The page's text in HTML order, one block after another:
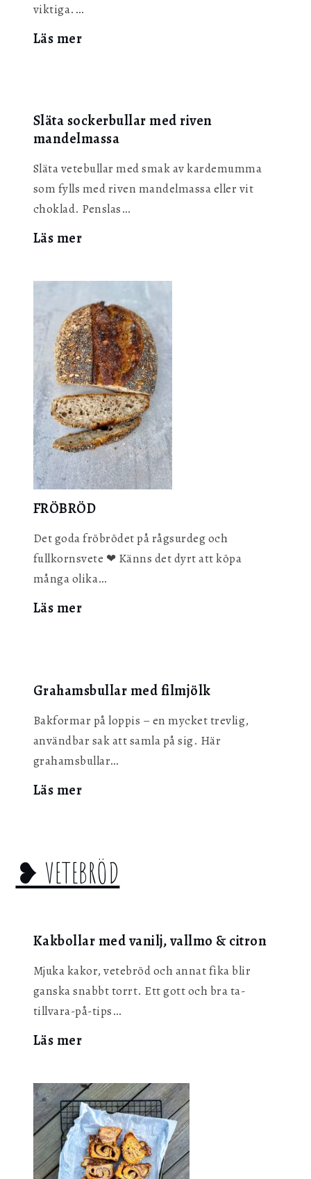
viktiga.…
Läs mer:
Släta sockerbullar med riven
mandelmassa
Släta vetebullar med smak av kardemumma
som fylls med riven mandelmassa eller vit
choklad. Penslas…
Läs mer:
riven
mandelmassa
FRÖBRÖD
Det goda fröbrödet på rågsurdeg och
fullkornsvete ❤︎ Känns det dyrt att köpa
många olika…
Läs mer:
Grahamsbullar med filmjölk
Bakformar på loppis – en mycket trevlig,
användbar sak att samla på sig. Här
grahamsbullar…
Läs mer:
❥ VETEBRÖD
Kakbollar med vanilj, vallmo & citron
Mjuka kakor, vetebröd och annat fika blir
ganska snabbt torrt. Ett gott och bra ta-
tillvara-på-tips…
Läs mer:
vanilj,
vallmo
&
citron